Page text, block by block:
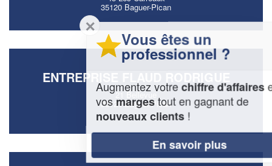
35120 Baguer-Pican
ENTREPRISE FLAUD RODRIGUE
21 Bellevue
35120 Baguer-Pican
✕
Vous êtes un
professionnel ?
Augmentez votrechiffre d'affaireset
margestout en gagnant de
nouveaux clients!
En savoir plus